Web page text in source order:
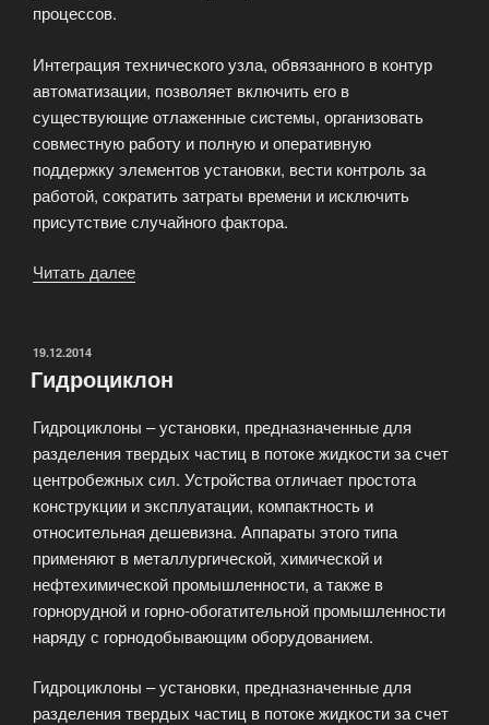
процессов.
Интеграция технического узла, обвязанного в контур
автоматизации, позволяет включить его в
существующие отлаженные системы, организовать
совместную работу и полную и оперативную
поддержку элементов установки, вести контроль за
работой, сократить затраты времени и исключить
присутствие случайного фактора.
Читать далее
ОПУБЛИКОВАНО
19.12.2014
Гидроциклон
Гидроциклоны – установки, предназначенные для
разделения твердых частиц в потоке жидкости за счет
центробежных сил. Устройства отличает простота
конструкции и эксплуатации, компактность и
относительная дешевизна. Аппараты этого типа
применяют в металлургической, химической и
нефтехимической промышленности, а также в
горнорудной и горно-обогатительной промышленности
наряду с горнодобывающим оборудованием.
Гидроциклоны – установки, предназначенные для
разделения твердых частиц в потоке жидкости за счет